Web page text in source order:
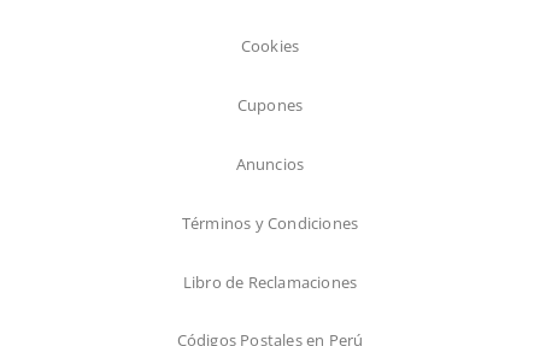
Cookies
Cupones
Anuncios
Términos y Condiciones
Libro de Reclamaciones
Códigos Postales en Perú